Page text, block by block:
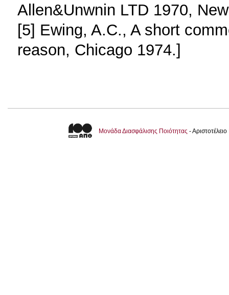
Allen&Unwnin LTD 1970,
[5] Ewing, A.C., A short
reason, Chicago 1974.]
Μονάδα Διασφάλισης Ποιότητας -